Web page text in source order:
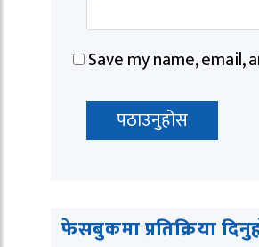
Save my name,
फेसबुकमा प्रतिक्रिया